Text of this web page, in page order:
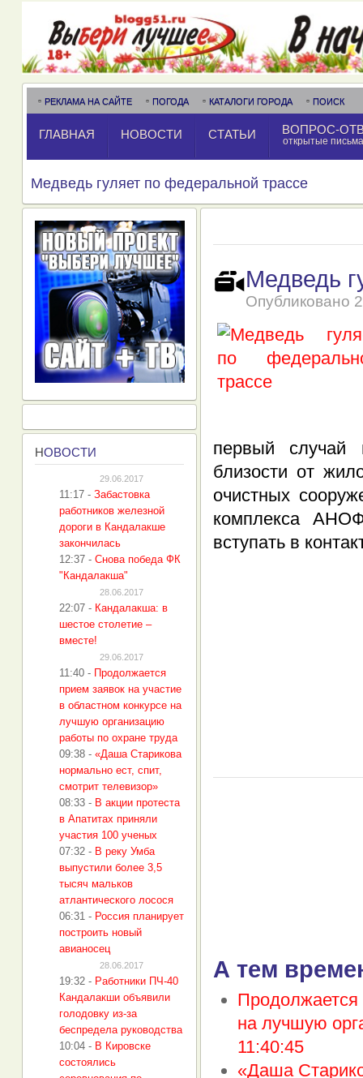
РЕКЛАМА НА САЙТЕ ПОГОДА КАТАЛОГИ ГОРОДА ПОИСК
ГЛАВНАЯ НОВОСТИ СТАТЬИ ВОПРОС-
открытые письма
Медведь гуляет по федеральной трассе
Медведь
Опубликовано
первый случай
близости от
очистных
комплекса
вступать в
А тем
Продолжается
на лучшую
11:40:45
«Даша
НОВОСТИ
29.06.2017
11:17 - Забастовка
работников железной
дороги в Кандалакше
закончилась
12:37 - Снова победа ФК
"Кандалакша"
28.06.2017
22:07 - Кандалакша: в
шестое столетие –
вместе!
29.06.2017
11:40 - Продолжается
прием заявок на участие
в областном конкурсе на
лучшую организацию
работы по охране труда
09:38 - «Даша Старикова
нормально ест, спит,
смотрит телевизор»
08:33 - В акции протеста
в Апатитах приняли
участия 100 ученых
07:32 - В реку Умба
выпустили более 3,5
тысяч мальков
атлантического лосося
06:31 - Россия планирует
построить новый
авианосец
28.06.2017
19:32 - Работники ПЧ-40
Кандалакши объявили
голодовку из-за
беспредела руководства
10:04 - В Кировске
состоялись